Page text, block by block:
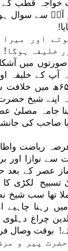
خواجہ قطب
آپؒ سے سوال
اور
خلیفہ ہوگا!
میں
آپ کے خلیفہ
نظام الدین اولیاء تھے
اپنے شیخ
جامہ مصلیٰ
صاحب کی
عرصہ ریاضت
سے نوازا
عصر کے بعد
تسبیح لکڑی
تھا سب شیخ
رہنا
چراغ
بوقت وصال
پیر و